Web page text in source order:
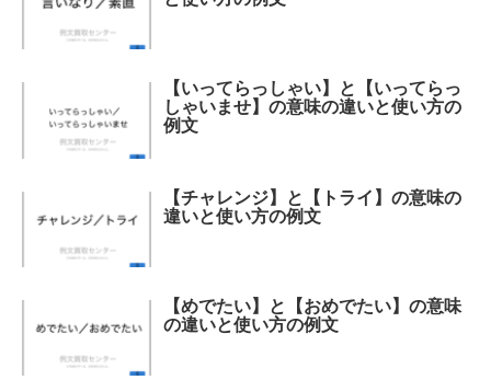
【いってらっしゃい】と【いってらっ
しゃいませ】の意味の違いと使い方の
例文
【チャレンジ】と【トライ】の意味の
違いと使い方の例文
【めでたい】と【おめでたい】の意味
の違いと使い方の例文